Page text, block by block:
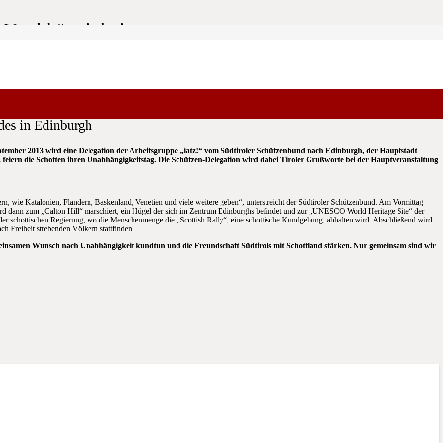
in Edinburgh
2013 wird eine Delegation der Arbeitsgruppe „iatz!“ vom Südtiroler Schützenbund nach Edinburgh, der Hauptstadt
feiern die Schotten ihren Unabhängigkeitstag. Die Schützen-Delegation wird dabei Tiroler Grußworte bei der Hauptveranstaltung
wie Katalonien, Flandern, Baskenland, Venetien und viele weitere geben“, unterstreicht der Südtiroler Schützenbund. Am Vormittag
dann zum „Calton Hill“ marschiert, ein Hügel der sich im Zentrum Edinburghs befindet und zur „UNESCO World Heritage Site“ der
schottischen Regierung, wo die Menschenmenge die „Scottish Rally“, eine schottische Kundgebung, abhalten wird. Abschließend wird
Freiheit strebenden Völkern stattfinden.
Wunsch nach Unabhängigkeit kundtun und die Freundschaft Südtirols mit Schottland stärken. Nur gemeinsam sind wir